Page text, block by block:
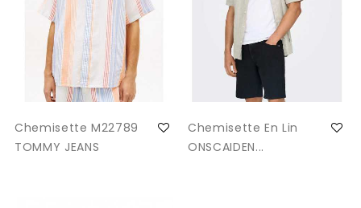
Chemisette M22789
TOMMY JEANS
Chemisette En Lin
ONSCAIDEN...